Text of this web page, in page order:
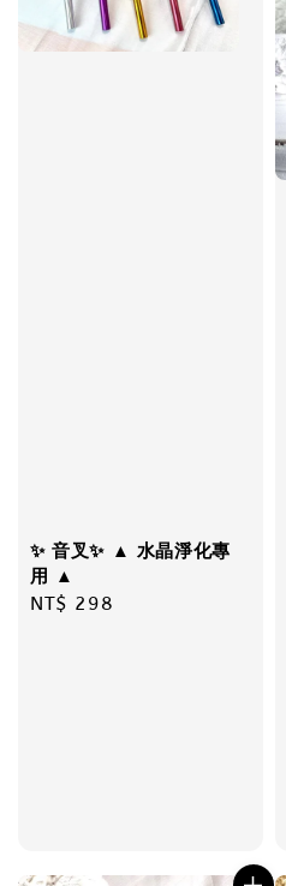
✨ 音叉✨ ▲ 水晶淨化專
用 ▲
Regular
NT$ 298